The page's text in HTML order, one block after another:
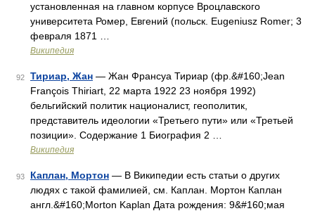
установленная на главном корпусе Вроцлавского
университета Ромер, Евгений (польск. Eugeniusz Romer; 3
февраля 1871 …
Википедия
92 Тириар, Жан — Жан Франсуа Тириар (фр.&#160;Jean
François Thiriart, 22 марта 1922 23 ноября 1992)
бельгийский политик националист, геополитик,
представитель идеологии «Третьего пути» или «Третьей
позиции». Содержание 1 Биография 2 …
Википедия
93 Каплан, Мортон — В Википедии есть статьи о других
людях с такой фамилией, см. Каплан. Мортон Каплан
англ.&#160;Morton Kaplan Дата рождения: 9&#160;мая